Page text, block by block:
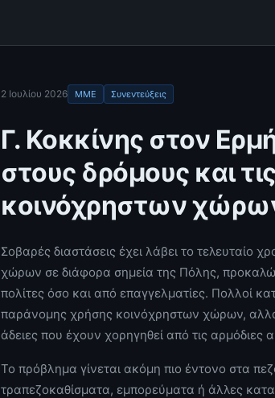
2 Ιουλίου 2026 ΜΜΕ Συνεντεύξεις
Γ. Κοκκίνης στον
στους δρόμους και
κοινόχρηστων
Σοβαρές διαστάσεις έχει λάβει το τελευταίο
χώρων σε διάφορα σημεία της Πόλης,
πολίτες όσο και από επαγγελματίες. Πολλοί
παράνομης χρήσης κοινόχρηστων χώρων,
άδειες που έχουν χορηγηθεί από τις αρμόδιες
Το πρόβλημα γίνεται ακόμη πιο έντονο στα
τραπεζοκαθίσματα, εμπορεύματα ή άλλες